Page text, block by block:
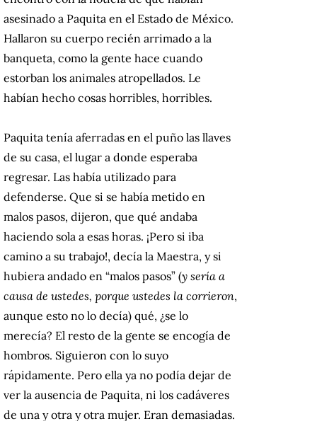
asesinado a Paquita en el Estado de México.
Hallaron su cuerpo recién arrimado a la
banqueta, como la gente hace cuando
estorban los animales atropellados. Le
habían hecho cosas horribles, horribles.
Paquita tenía aferradas en el puño las llaves
de su casa, el lugar a donde esperaba
regresar. Las había utilizado para
defenderse. Que si se había metido en
malos pasos, dijeron, que qué andaba
haciendo sola a esas horas. ¡Pero si iba
camino a su trabajo!, decía la Maestra, y si
hubiera andado en “malos pasos” (y sería a
causa de ustedes, porque ustedes la corrieron,
aunque esto no lo decía) qué, ¿se lo
merecía? El resto de la gente se encogía de
hombros. Siguieron con lo suyo
rápidamente. Pero ella ya no podía dejar de
ver la ausencia de Paquita, ni los cadáveres
de una y otra y otra mujer. Eran demasiadas.